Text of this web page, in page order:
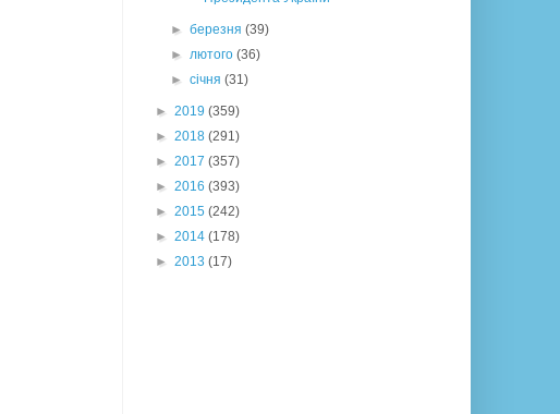
►березня(39)
►лютого(36)
►січня(31)
► 2019 (359)
► 2018 (291)
► 2017 (357)
► 2016 (393)
► 2015 (242)
► 2014 (178)
► 2013 (17)